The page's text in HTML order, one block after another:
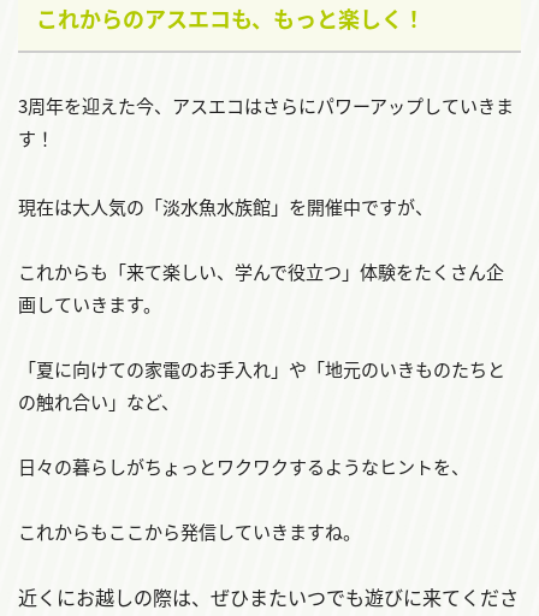
これからのアスエコも、もっと楽しく！
3周年を迎えた今、アスエコはさらにパワーアップしていきま
す！
現在は大人気の「淡水魚水族館」を開催中ですが、
これからも「来て楽しい、学んで役立つ」体験をたくさん企
画していきます。
「夏に向けての家電のお手入れ」や「地元のいきものたちと
の触れ合い」など、
日々の暮らしがちょっとワクワクするようなヒントを、
これからもここから発信していきますね。
近くにお越しの際は、ぜひまたいつでも遊びに来てくださ